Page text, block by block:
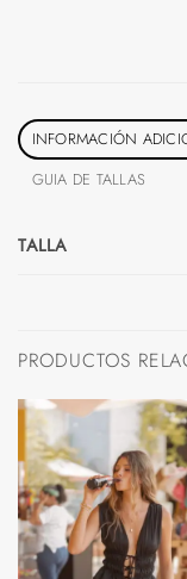
INFORMACIÓN
GUIA DE TALLAS
TALLA
PRODUCTOS